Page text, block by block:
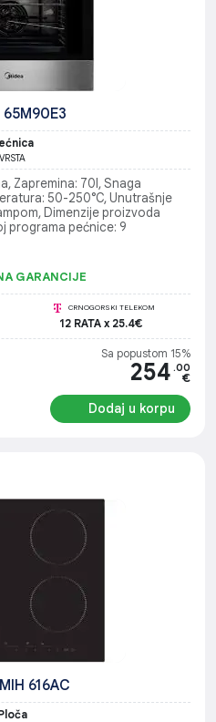
VRSTA
Zapremina: 70l, Snaga
50-250°C, Unutrašnje
Dimenzije proizvoda
programa pećnice: 9
GARANCIJE
CRNOGORSKI TELEKOM
12 RATA x 25.4€
Sa popustom 15%
254 .00
€
Dodaj u korpu
616AC